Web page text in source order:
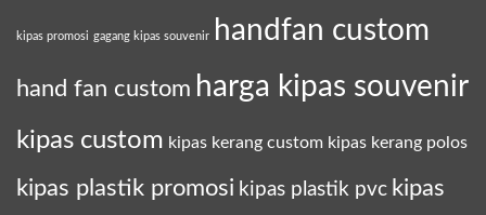
kipas promosi gagang kipas souvenir handfan custom
hand fan custom harga kipas souvenir
kipas custom kipas kerang custom kipas kerang polos
kipas plastik promosi kipas plastik pvc kipas